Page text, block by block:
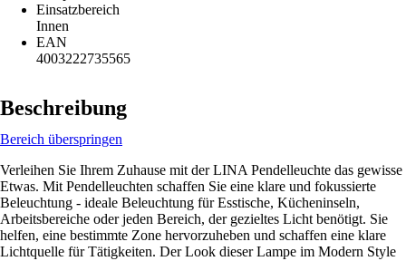
Einsatzbereich
Innen
EAN
4003222735565
Beschreibung
Bereich überspringen
Verleihen Sie Ihrem Zuhause mit der LINA Pendelleuchte das gewisse
Etwas. Mit Pendelleuchten schaffen Sie eine klare und fokussierte
Beleuchtung - ideale Beleuchtung für Esstische, Kücheninseln,
Arbeitsbereiche oder jeden Bereich, der gezieltes Licht benötigt. Sie
helfen, eine bestimmte Zone hervorzuheben und schaffen eine klare
Lichtquelle für Tätigkeiten. Der Look dieser Lampe im Modern Style